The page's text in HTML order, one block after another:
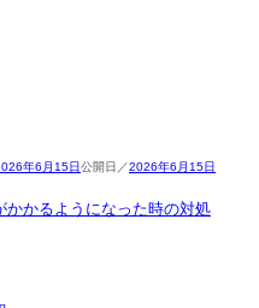
年6月15日 2026年6月15日
かかるようになった時の対処